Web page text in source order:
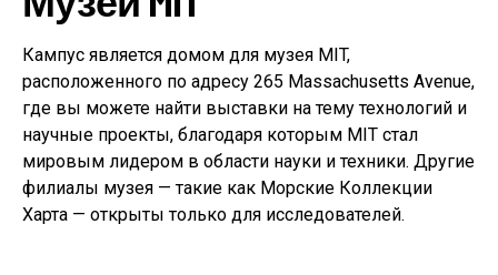
Кампус является домом для музея MIT,
расположенного по адресу 265 Massachusetts Avenue,
где вы можете найти выставки на тему технологий и
научные проекты, благодаря которым MIT стал
мировым лидером в области науки и техники. Другие
филиалы музея — такие как Морские Коллекции
Харта — открыты только для исследователей.